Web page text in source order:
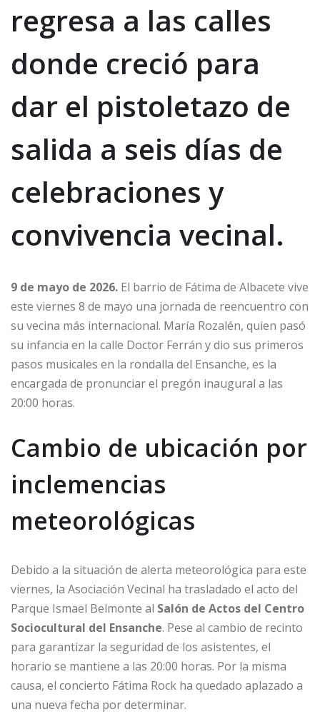
regresa a las calles
donde creció para
dar el pistoletazo de
salida a seis días de
celebraciones y
convivencia vecinal.
9 de mayo de 2026. El barrio de Fátima de Albacete vive
este viernes 8 de mayo una jornada de reencuentro con
su vecina más internacional. María Rozalén, quien pasó
su infancia en la calle Doctor Ferrán y dio sus primeros
pasos musicales en la rondalla del Ensanche, es la
encargada de pronunciar el pregón inaugural a las
20:00 horas.
Cambio de ubicación por
inclemencias
meteorológicas
Debido a la situación de alerta meteorológica para este
viernes, la Asociación Vecinal ha trasladado el acto del
Parque Ismael Belmonte al Salón de Actos del Centro
Sociocultural del Ensanche. Pese al cambio de recinto
para garantizar la seguridad de los asistentes, el
horario se mantiene a las 20:00 horas. Por la misma
causa, el concierto Fátima Rock ha quedado aplazado a
una nueva fecha por determinar.